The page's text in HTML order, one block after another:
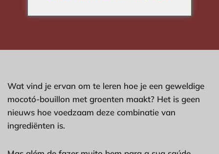
Wat vind je ervan om te leren hoe je een geweldige
mocotó-bouillon met groenten maakt? Het is geen
nieuws hoe voedzaam deze combinatie van
ingrediënten is.